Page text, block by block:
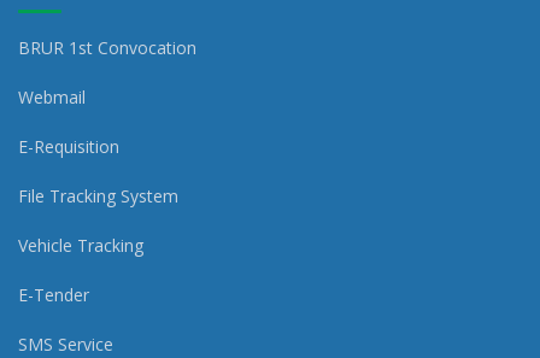
BRUR 1st Convocation
Webmail
E-Requisition
File Tracking System
Vehicle Tracking
E-Tender
SMS Service